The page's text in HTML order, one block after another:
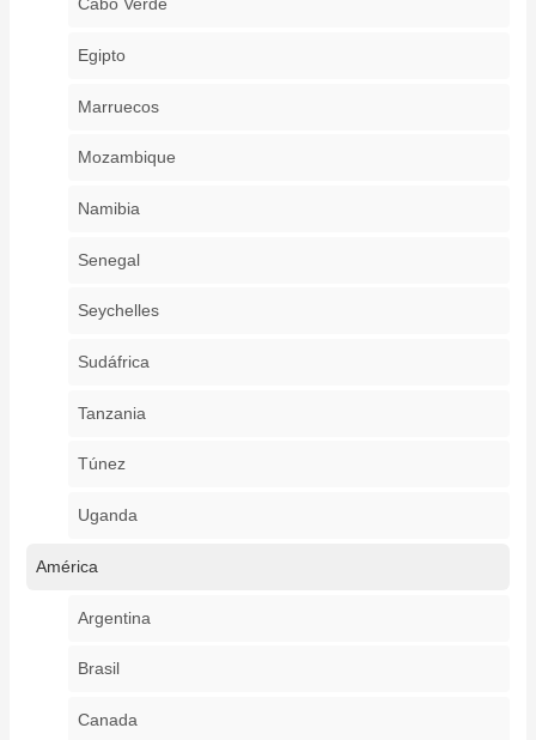
Cabo Verde
Egipto
Marruecos
Mozambique
Namibia
Senegal
Seychelles
Sudáfrica
Tanzania
Túnez
Uganda
América
Argentina
Brasil
Canada